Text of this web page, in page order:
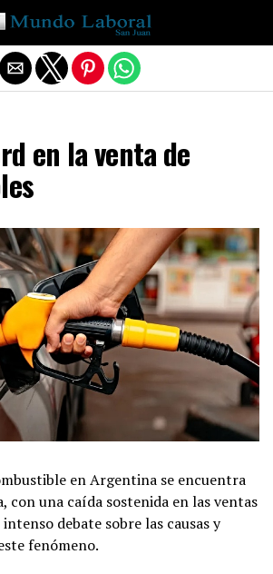
en la venta de
en Argentina se encuentra
con una caída sostenida en las ventas
debate sobre las causas y
fenómeno.
de la versión móvil